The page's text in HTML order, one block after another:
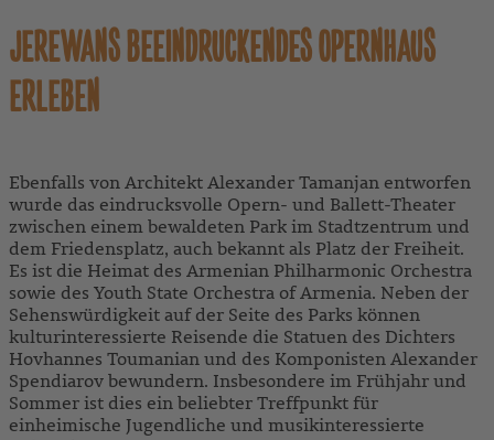
JEREWANS BEEINDRUCKENDES OPERNHAUS
ERLEBEN
Ebenfalls von Architekt Alexander Tamanjan entworfen
wurde das eindrucksvolle Opern- und Ballett-Theater
zwischen einem bewaldeten Park im Stadtzentrum und
dem Friedensplatz, auch bekannt als Platz der Freiheit.
Es ist die Heimat des Armenian Philharmonic Orchestra
sowie des Youth State Orchestra of Armenia. Neben der
Sehenswürdigkeit auf der Seite des Parks können
kulturinteressierte Reisende die Statuen des Dichters
Hovhannes Toumanian und des Komponisten Alexander
Spendiarov bewundern. Insbesondere im Frühjahr und
Sommer ist dies ein beliebter Treffpunkt für
einheimische Jugendliche und musikinteressierte